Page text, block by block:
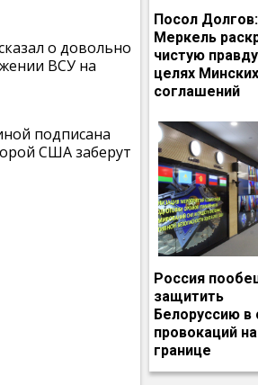
о довольно
ВСУ на
подписана
США заберут
Посол Долгов:
Меркель
чистую
целях Минских
соглашений
Россия
защитить
Белоруссию в
провокаций на
границе